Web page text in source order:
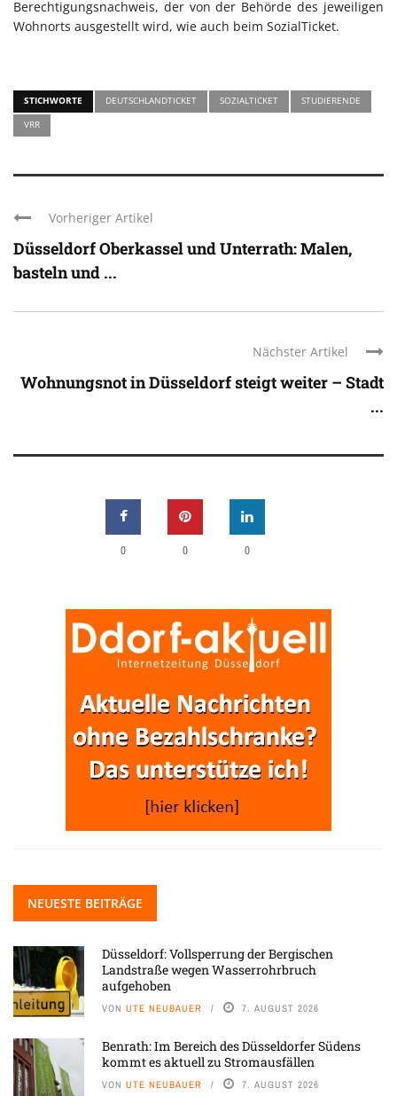
Berechtigungsnachweis, der von der Behörde des jeweiligen
Wohnorts ausgestellt wird, wie auch beim SozialTicket.
STICHWORTE DEUTSCHLANDTICKET SOZIALTICKET
STUDIERENDE
VRR
Vorheriger Artikel
Düsseldorf Oberkassel und Unterrath: Malen,
basteln und ...
Nächster Artikel
Wohnungsnot in Düsseldorf steigt weiter – Stadt
...
0 0 0
NEUESTE BEITRÄGE
Düsseldorf: Vollsperrung der Bergischen
Landstraße wegen Wasserrohrbruch
aufgehoben
VON UTE NEUBAUER 7. AUGUST 2026
Benrath: Im Bereich des Düsseldorfer Südens
kommt es aktuell zu Stromausfällen
VON UTE NEUBAUER 7. AUGUST 2026